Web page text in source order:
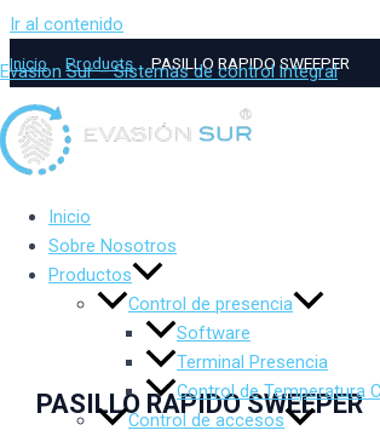
Ir al contenido
Evasion Sur – Sistemas de control integral
Inicio
Sobre Nosotros
Productos
Control de presencia
Software
Terminal Presencia
Control de Temperatura
Control de accesos
Inicio Products PASILLO RAPIDO SWEEPER
PASILLO RAPIDO SWEEPER